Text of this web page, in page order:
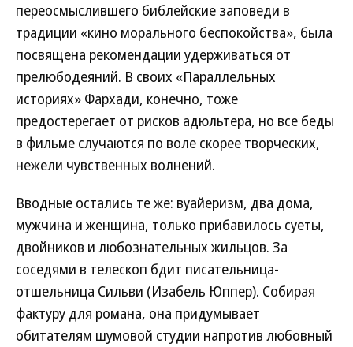
переосмыслившего библейские заповеди в
традиции «кино морального беспокойства», была
посвящена рекомендации удерживаться от
прелюбодеяний. В своих «Параллельных
историях» Фархади, конечно, тоже
предостерегает от рисков адюльтера, но все беды
в фильме случаются по воле скорее творческих,
нежели чувственных волнений.
Вводные остались те же: вуайеризм, два дома,
мужчина и женщина, только прибавилось суеты,
двойников и любознательных жильцов. За
соседями в телескоп бдит писательница-
отшельница Сильви (Изабель Юппер). Собирая
фактуру для романа, она придумывает
обитателям шумовой студии напротив любовный